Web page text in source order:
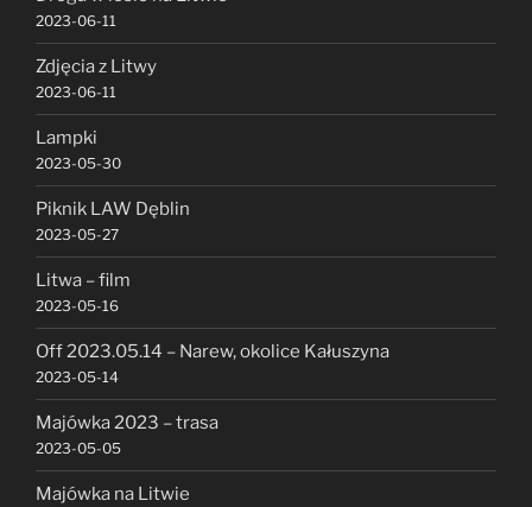
2023-06-11
Zdjęcia z Litwy
2023-06-11
Lampki
2023-05-30
Piknik LAW Dęblin
2023-05-27
Litwa – film
2023-05-16
Off 2023.05.14 – Narew, okolice Kałuszyna
2023-05-14
Majówka 2023 – trasa
2023-05-05
Majówka na Litwie